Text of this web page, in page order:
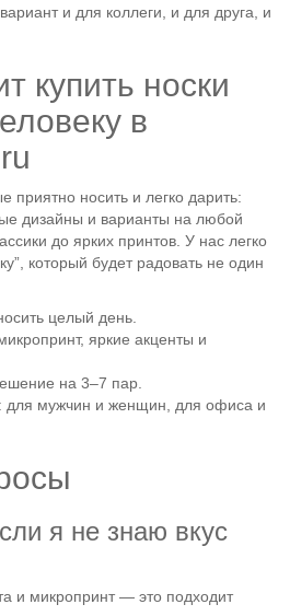
и для коллеги, и для друга, и
купить носки
в
приятно носить и легко дарить:
дизайны и варианты на любой
до ярких принтов. У нас легко
который будет радовать не один
целый день.
яркие акценты и
на 3–7 пар.
: для мужчин и женщин, для офиса и
я не знаю вкус
и микропринт — это подходит